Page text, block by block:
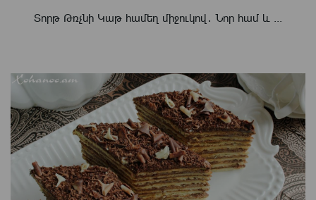
Տորթ Թռչնի Կաթ համեղ միջուկով․ Նոր համ և ...